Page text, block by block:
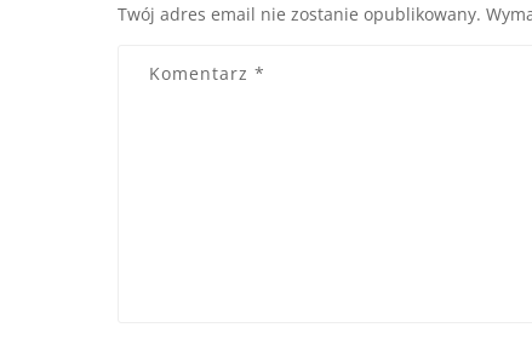
Twój adres email nie zostanie opublikowany.